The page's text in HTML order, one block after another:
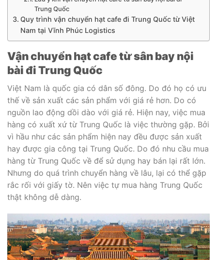
Trung Quốc
Quy trình vận chuyển hạt cafe đi Trung Quốc từ Việt
Nam tại Vĩnh Phúc Logistics
Vận chuyển hạt cafe từ sân bay nội
bài đi Trung Quốc
Việt Nam là quốc gia có dân số đông. Do đó họ có ưu
thế về sản xuất các sản phẩm với giá rẻ hơn. Do có
nguồn lao động dồi dào với giá rẻ. Hiện nay, việc mua
hàng có xuất xứ từ Trung Quốc là việc thường gặp. Bởi
vì hầu như các sản phẩm hiện nay đều được sản xuất
hay được gia công tại Trung Quốc. Do đó nhu cầu mua
hàng từ Trung Quốc về để sử dụng hay bán lại rất lớn.
Nhưng do quá trình chuyển hàng về lâu, lại có thể gặp
rắc rối với giấy tờ. Nên việc tự mua hàng Trung Quốc
thật không dễ dàng.